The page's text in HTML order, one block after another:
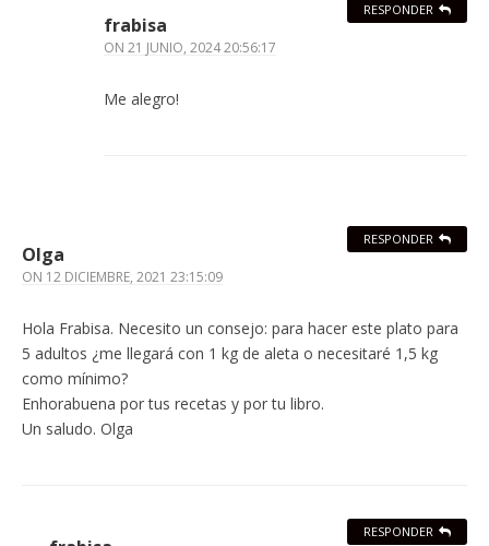
frabisa
ON 21 JUNIO, 2024 20:56:17
Me alegro!
RESPONDER
Olga
ON 12 DICIEMBRE, 2021 23:15:09
Hola Frabisa. Necesito un consejo: para hacer este plato para
5 adultos ¿me llegará con 1 kg de aleta o necesitaré 1,5 kg
como mínimo?
Enhorabuena por tus recetas y por tu libro.
Un saludo. Olga
RESPONDER
RESPONDER